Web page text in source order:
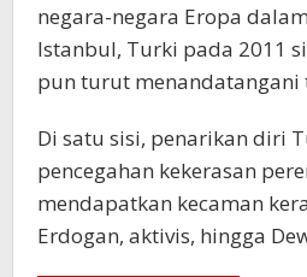
negara-negara Eropa
Istanbul, Turki pada 2011
pun turut menandatangani
Di satu sisi, penarikan diri
pencegahan kekerasan
mendapatkan kecaman
Erdogan, aktivis, hingga